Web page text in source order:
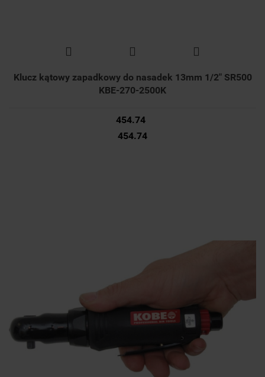
Klucz kątowy zapadkowy do nasadek 13mm 1/2" SR500
KBE-270-2500K
454.74
454.74